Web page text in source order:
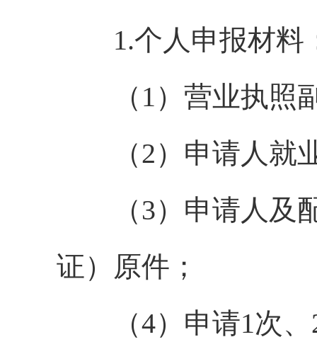
1.个人申报材料
（1）营业执照
（2）申请人就
（3）申请人及配
证）原件；
（4）申请1次、2